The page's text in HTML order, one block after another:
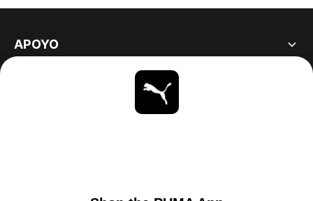
APOYO